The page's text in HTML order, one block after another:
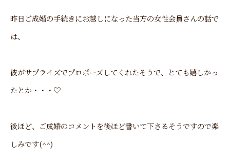
昨日ご成婚の手続きにお越しになった当方の女性会員さんの話で
は、
彼がサプライズでプロポーズしてくれたそうで、とても嬉しかっ
たとか・・・♡
後ほど、ご成婚のコメントを後ほど書いて下さるそうですので楽
しみです(^^)